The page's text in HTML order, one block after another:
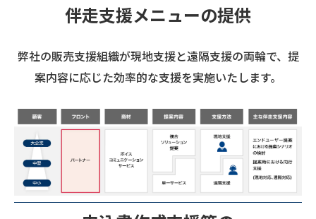
伴走支援メニューの提供
弊社の販売支援組織が現地支援と遠隔支援の両輪で、提
案内容に応じた効率的な支援を実施いたします。